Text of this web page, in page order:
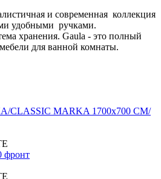
и современная коллекция
удобными ручками.
хранения. Gaula - это полный
для ванной комнаты.
MARKA 1700х700 СМ/
фронт